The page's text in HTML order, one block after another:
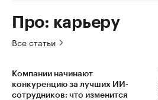
Про: карьеру
Все статьи
Компании начинают
конкуренцию за лучших ИИ-
сотрудников: что изменится